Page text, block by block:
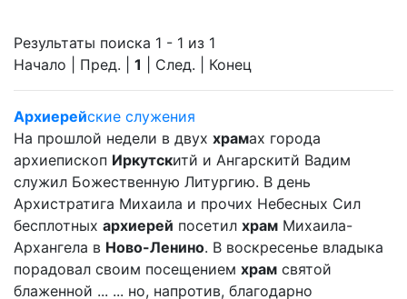
Результаты поиска 1 - 1 из 1
Начало | Пред. | 1 | След. | Конец
Архиерейские служения
На прошлой недели в двух храмах города
архиепископ Иркутскитй и Ангарскитй Вадим
служил Божественную Литургию. В день
Архистратига Михаила и прочих Небесных Сил
бесплотных архиерей посетил храм Михаила-
Архангела в Ново-Ленино. В воскресенье владыка
порадовал своим посещением храм святой
блаженной ... ... но, напротив, благодарно